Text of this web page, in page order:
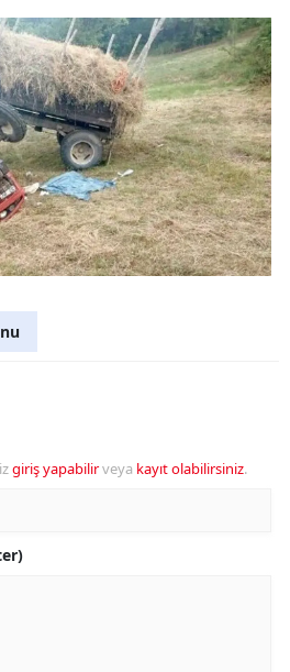
giriş yapabilirveya kayıt olabilirsiniz.